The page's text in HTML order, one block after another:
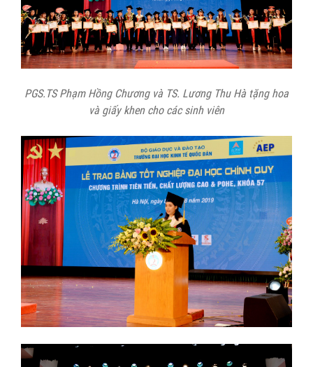
PGS.TS Phạm Hồng Chương và TS. Lương Thu Hà tặng hoa
và giấy khen cho các sinh viên